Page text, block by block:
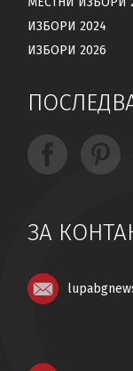
ИЗБОРИ 2024
ИЗБОРИ 2026
ЗА